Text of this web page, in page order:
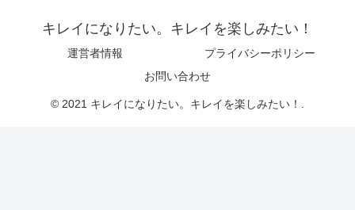
キレイになりたい。キレイを楽しみたい！
運営者情報
プライバシーポリシー
お問い合わせ
© 2021 キレイになりたい。キレイを楽しみたい！.